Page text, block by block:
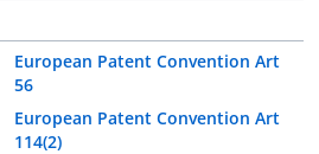
European Patent Convention Art
56
European Patent Convention Art
114(2)